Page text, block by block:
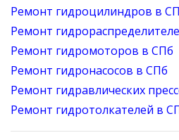
Ремонт гидроцилиндров в
Ремонт
Ремонт гидромоторов в СПб
Ремонт гидронасосов в СПб
Ремонт гидравлических
Ремонт гидротолкателей в